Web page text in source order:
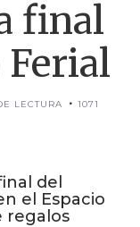
final
Ferial
LECTURA
1071
del
el Espacio
regalos